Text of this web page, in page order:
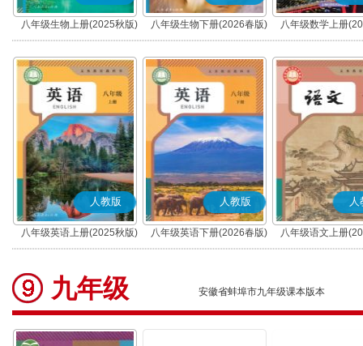
八年级生物上册(2025秋版) 八年级生物下册(2026春版) 八年级数学上册
人教版
八年级英语上册(2025秋版)
人教版
八年级英语下册(2026春版)
人
八年级语文上册
(部编版)
九年级 安徽省蚌埠市九年级课本版本